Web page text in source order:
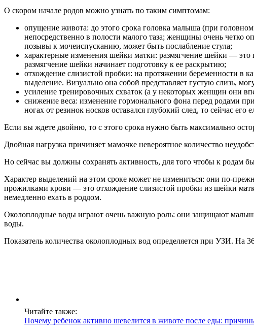
О скором начале родов можно узнать по таким симптомам:
опущение живота: до этого срока головка малыша (при головном
непосредственно в полости малого таза; женщины очень четко
позывы к мочеиспусканию, может быть послабление стула;
характерные изменения шейки матки: размягчение шейки — это
размягчение шейки начинает подготовку к ее раскрытию;
отхождение слизистой пробки: на протяжении беременности в
выделение. Визуально она собой представляет густую слизь,
усиление тренировочных схваток (а у некоторых женщин они
снижение веса: изменение гормонального фона перед родами
ногах от резинок носков оставался глубокий след, то сейчас его
Если вы ждете двойню, то с этого срока нужно быть максимально
Двойная нагрузка причиняет мамочке невероятное количество
Но сейчас вы должны сохранять активность, для того чтобы к родам
Характер выделений на этом сроке может не измениться: они по-
прожилками крови — это отхождение слизистой пробки из шейки
немедленно ехать в роддом.
Околоплодные воды играют очень важную роль: они защищают
воды.
Показатель количества околоплодных вод определяется при УЗИ. На
Читайте также:
Почему ребенок активно шевелится в животе после еды: